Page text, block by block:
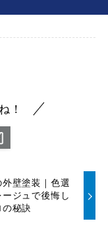
！
外壁塗装｜色選
ジュで後悔し
の秘訣